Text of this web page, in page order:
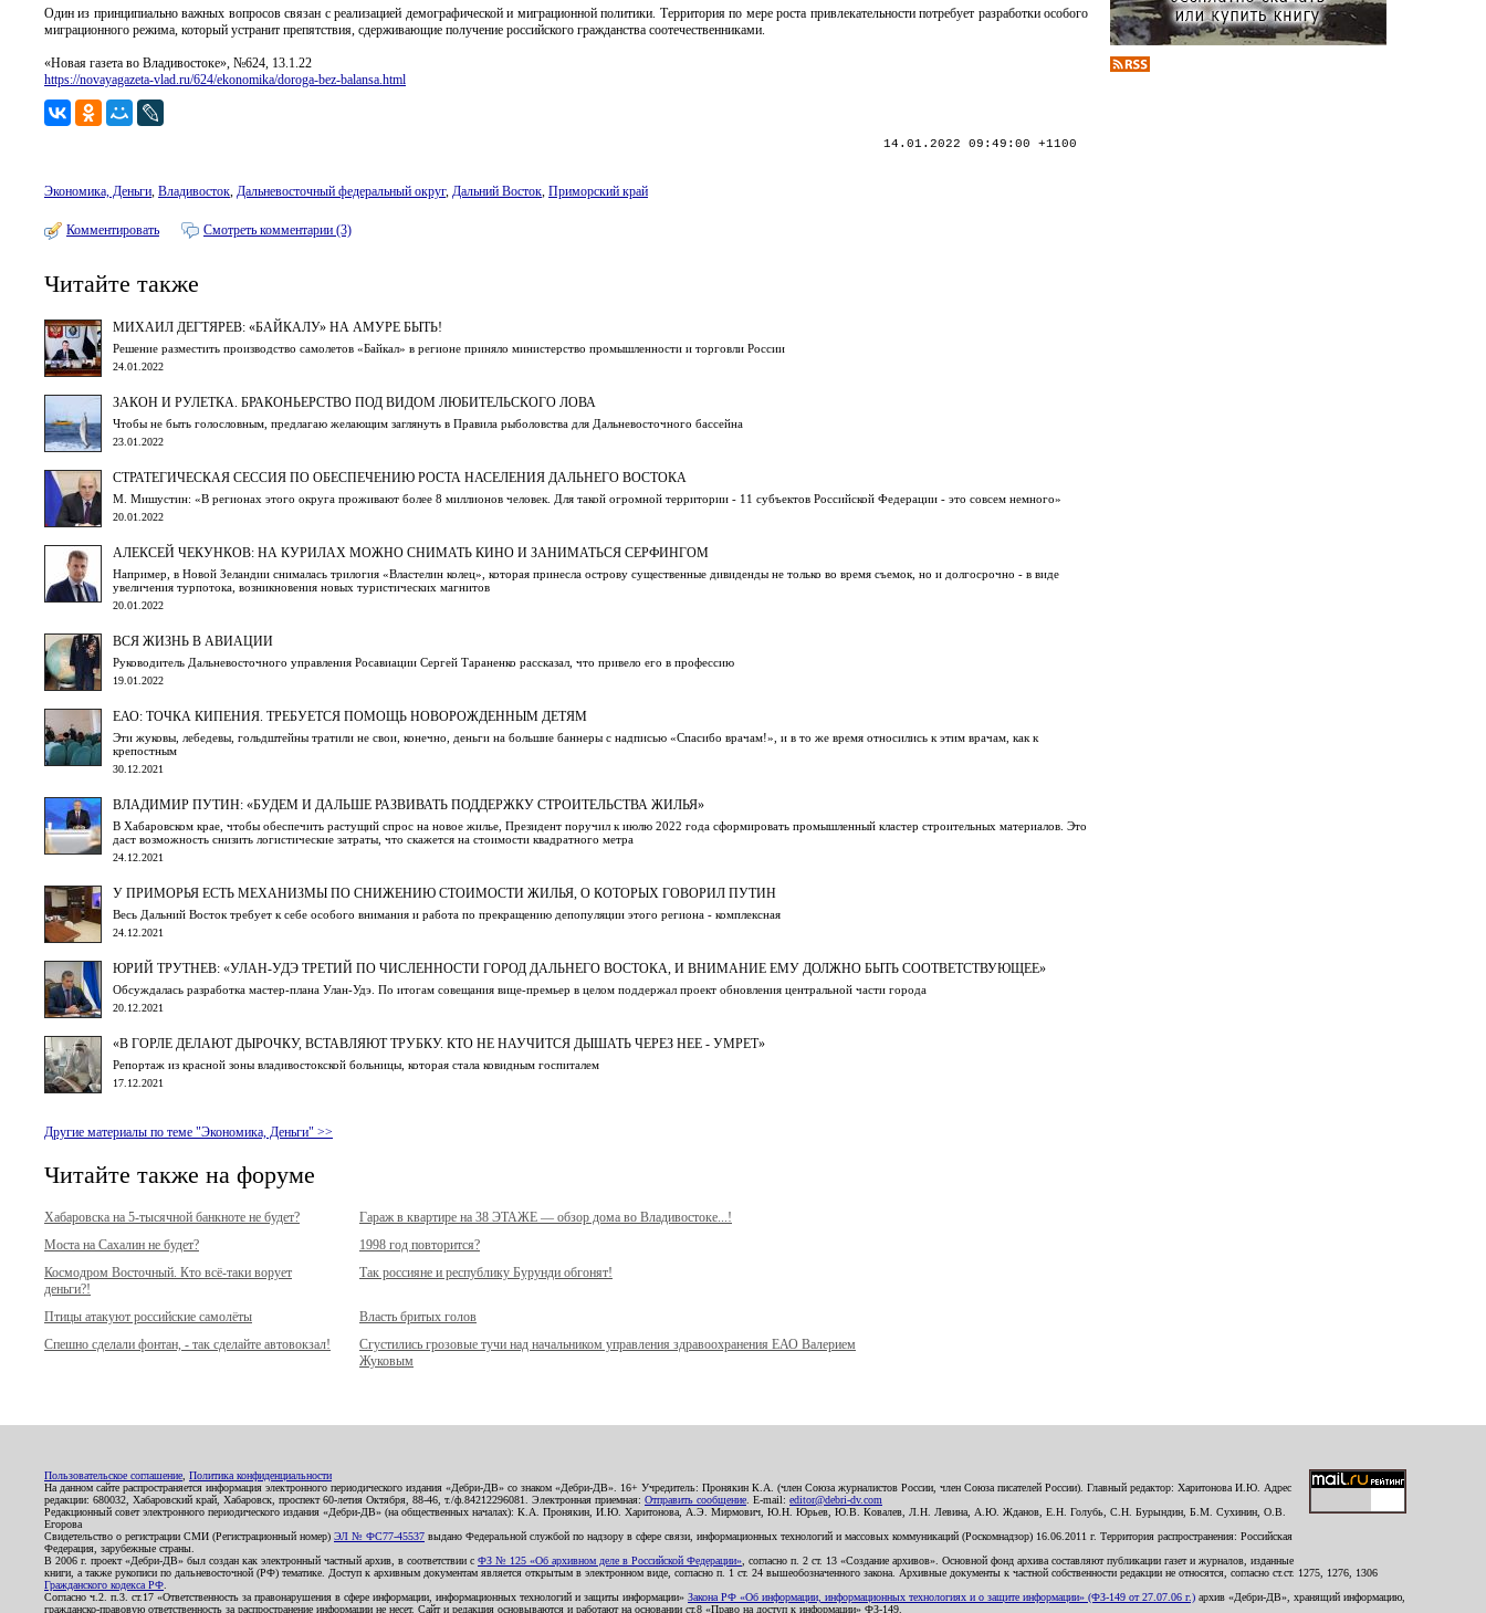
Один из принципиально важных вопросов связан с реализацией демографической и миграционной политики. Территория по мере роста привлекательности потребует разработки особого
миграционного режима, который устранит препятствия, сдерживающие получение российского гражданства соотечественниками.
«Новая газета во Владивостоке», №624, 13.1.22
https://novayagazeta-vlad.ru/624/ekonomika/doroga-bez-balansa.html
14.01.2022 09:49:00 +1100
Экономика, Деньги, Владивосток, Дальневосточный федеральный округ, Дальний Восток, Приморский край
Комментировать Смотреть комментарии (3)
Читайте также
МИХАИЛ ДЕГТЯРЕВ: «БАЙКАЛУ» НА АМУРЕ БЫТЬ!
Решение разместить производство самолетов «Байкал» в регионе приняло министерство промышленности и торговли России
24.01.2022
ЗАКОН И РУЛЕТКА. БРАКОНЬЕРСТВО ПОД ВИДОМ ЛЮБИТЕЛЬСКОГО ЛОВА
Чтобы не быть голословным, предлагаю желающим заглянуть в Правила рыболовства для Дальневосточного бассейна
23.01.2022
СТРАТЕГИЧЕСКАЯ СЕССИЯ ПО ОБЕСПЕЧЕНИЮ РОСТА НАСЕЛЕНИЯ ДАЛЬНЕГО ВОСТОКА
М. Мишустин: «В регионах этого округа проживают более 8 миллионов человек. Для такой огромной территории - 11 субъектов Российской Федерации - это совсем немного»
20.01.2022
АЛЕКСЕЙ ЧЕКУНКОВ: НА КУРИЛАХ МОЖНО СНИМАТЬ КИНО И ЗАНИМАТЬСЯ СЕРФИНГОМ
Например, в Новой Зеландии снималась трилогия «Властелин колец», которая принесла острову существенные дивиденды не только во время съемок, но и долгосрочно - в виде
увеличения турпотока, возникновения новых туристических магнитов
20.01.2022
ВСЯ ЖИЗНЬ В АВИАЦИИ
Руководитель Дальневосточного управления Росавиации Сергей Тараненко рассказал, что привело его в профессию
19.01.2022
ЕАО: ТОЧКА КИПЕНИЯ. ТРЕБУЕТСЯ ПОМОЩЬ НОВОРОЖДЕННЫМ ДЕТЯМ
Эти жуковы, лебедевы, гольдштейны тратили не свои, конечно, деньги на большие баннеры с надписью «Спасибо врачам!», и в то же время относились к этим врачам, как к
крепостным
30.12.2021
ВЛАДИМИР ПУТИН: «БУДЕМ И ДАЛЬШЕ РАЗВИВАТЬ ПОДДЕРЖКУ СТРОИТЕЛЬСТВА ЖИЛЬЯ»
В Хабаровском крае, чтобы обеспечить растущий спрос на новое жилье, Президент поручил к июлю 2022 года сформировать промышленный кластер строительных материалов. Это
даст возможность снизить логистические затраты, что скажется на стоимости квадратного метра
24.12.2021
У ПРИМОРЬЯ ЕСТЬ МЕХАНИЗМЫ ПО СНИЖЕНИЮ СТОИМОСТИ ЖИЛЬЯ, О КОТОРЫХ ГОВОРИЛ ПУТИН
Весь Дальний Восток требует к себе особого внимания и работа по прекращению депопуляции этого региона - комплексная
24.12.2021
ЮРИЙ ТРУТНЕВ: «УЛАН-УДЭ ТРЕТИЙ ПО ЧИСЛЕННОСТИ ГОРОД ДАЛЬНЕГО ВОСТОКА, И ВНИМАНИЕ ЕМУ ДОЛЖНО БЫТЬ СООТВЕТСТВУЮЩЕЕ»
Обсуждалась разработка мастер-плана Улан-Удэ. По итогам совещания вице-премьер в целом поддержал проект обновления центральной части города
20.12.2021
«В ГОРЛЕ ДЕЛАЮТ ДЫРОЧКУ, ВСТАВЛЯЮТ ТРУБКУ. КТО НЕ НАУЧИТСЯ ДЫШАТЬ ЧЕРЕЗ НЕЕ - УМРЕТ»
Репортаж из красной зоны владивостокской больницы, которая стала ковидным госпиталем
17.12.2021
Другие материалы по теме "Экономика, Деньги" >>
Читайте также на форуме
Хабаровска на 5-тысячной банкноте не будет?
Гараж в квартире на 38 ЭТАЖЕ — обзор дома во Владивостоке...!
Моста на Сахалин не будет?
1998 год повторится?
Космодром Восточный. Кто всё-таки ворует
деньги?!
Так россияне и республику Бурунди обгонят!
Птицы атакуют российские самолёты
Власть бритых голов
Спешно сделали фонтан, - так сделайте автовокзал!
Сгустились грозовые тучи над начальником управления здравоохранения ЕАО Валерием
Жуковым
Пользовательское соглашение Политика конфиденциальности
На данном сайте распространяется информация электронного периодического издания «Дебри-ДВ» со знаком «Дебри-ДВ». 16+ Учредитель: Пронякин К.А. (член Союза журналистов России, член Союза писателей России). Главный редактор: Харитонова И.Ю. Адрес
редакции: 680032, Хабаровский край, Хабаровск, проспект 60-летия Октября, 88-46, т./ф.84212296081. Электронная приемная: Отправить сообщение . E-mail: editor@debri-dv.com
Редакционный совет электронного периодического издания «Дебри-ДВ» (на общественных началах): К.А. Пронякин, И.Ю. Харитонова, А.Э. Мирмович, Ю.Н. Юрьев, Ю.В. Ковалев, Л.Н. Левина, А.Ю. Жданов, Е.Н. Голубь, С.Н. Бурындин, Б.М. Сухинин, О.В.
Егорова
Свидетельство о регистрации СМИ (Регистрационный номер) ЭЛ № ФС77-45537 выдано Федеральной службой по надзору в сфере связи, информационных технологий и массовых коммуникаций (Роскомнадзор) 16.06.2011 г. Территория распространения: Российская
Федерация, зарубежные страны.
В 2006 г. проект «Дебри-ДВ» был создан как электронный частный архив, в соответствии с ФЗ № 125 «Об архивном деле в Российской Федерации» , согласно п. 2 ст. 13 «Создание архивов». Основной фонд архива составляют публикации газет и журналов, изданные
книги, а также рукописи по дальневосточной (РФ) тематике. Доступ к архивным документам является открытым в электронном виде, согласно п. 1 ст. 24 вышеобозначенного закона. Архивные документы к частной собственности редакции не относятся, согласно ст.ст. 1275, 1276, 1306
Гражданского кодекса РФ
Согласно ч.2. п.3. ст.17 «Ответственность за правонарушения в сфере информации, информационных технологий и защиты информации» Закона РФ «Об информации, информационных технологиях и о защите информации» (ФЗ-149 от 27.07.06 г.) архив «Дебри-ДВ», хранящий информацию,
гражданско-правовую ответственность за распространение информации не несет. Сайт и редакция основываются и работают на основании ст.8 «Право на доступ к информации» ФЗ-149.